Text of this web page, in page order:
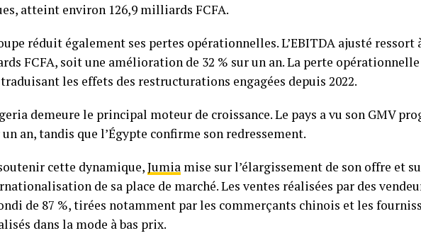
atteint environ 126,9 milliards FCFA.
réduit également ses pertes opérationnelles. L’EBITDA ajusté ressort
FCFA, soit une amélioration de 32 % sur un an. La perte
traduisant les effets des restructurations engagées depuis 2022.
demeure le principal moteur de croissance. Le pays a vu son GMV
un an, tandis que l’Égypte confirme son redressement.
cette dynamique,Jumia mise sur l’élargissement de son offre et
de sa place de marché. Les ventes réalisées par des
de 87 %, tirées notamment par les commerçants chinois et les
dans la mode à bas prix.